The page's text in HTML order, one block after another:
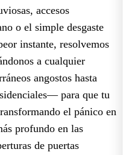
accesos
o el simple desgaste
instante, resolvemos
a cualquier
angostos hasta
para que tu
el pánico en
profundo en las
de puertas